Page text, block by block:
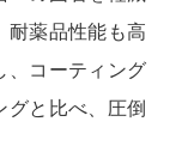
耐薬品性能も高
、コーティング
グと比べ、圧倒